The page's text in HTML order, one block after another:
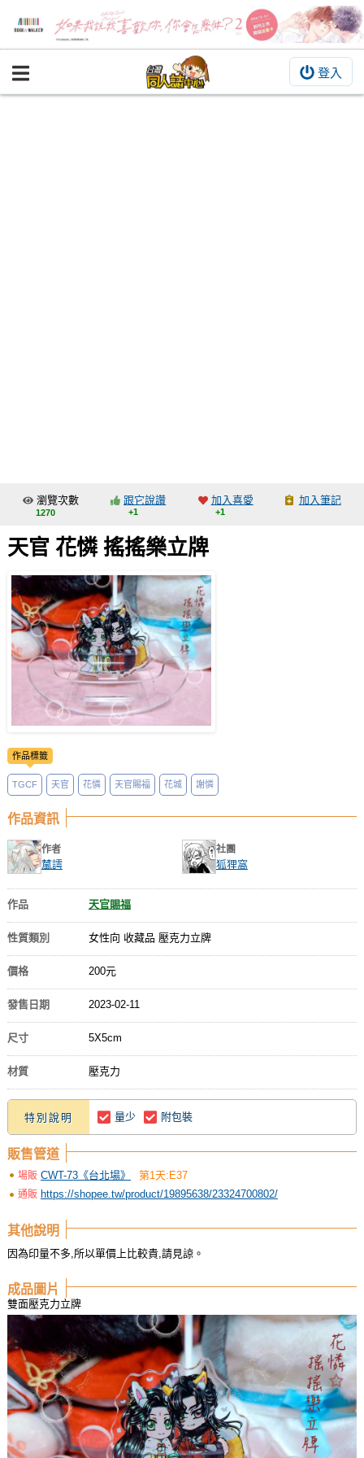
登入
BOOKY書集倉庫
交流中心
攤位轉讓區
會員中心
註冊會員
登入
瀏覽次數
1270
跟它說讚
+1
加入喜愛
+1
加入筆記
天官 花憐 搖搖樂立牌
作品標籤
TGCF 天官 花憐 天官賜福 花城 謝憐
作品資訊
作者
檒謣
社團
狐狸窩
作品 天官賜福
性質類別 女性向 收藏品 壓克力立牌
價格 200元
發售日期 2023-02-11
尺寸 5X5cm
材質 壓克力
特別說明 量少 附包裝
販售管道
場販 CWT-73《台北場》 第1天:E37
通販 https://shopee.tw/product/19895638/23324700802/
其他說明
因為印量不多,所以單價上比較貴,請見諒。
成品圖片
雙面壓克力立牌